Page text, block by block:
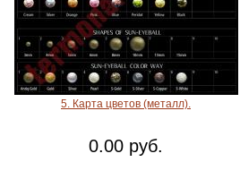
5. Карта цветов (металл).
0.00 руб.